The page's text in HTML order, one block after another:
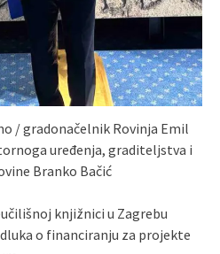
/ gradonačelnik Rovinja Emil
uređenja, graditeljstva i
Branko Bačić
knjižnici u Zagrebu
o financiranju za projekte